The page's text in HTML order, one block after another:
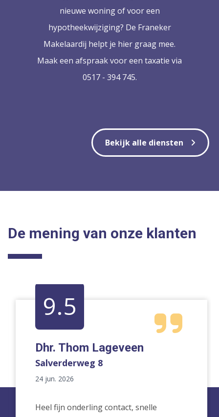
nieuwe woning of voor een
hypotheekwijziging? De Franeker
Makelaardij helpt je hier graag mee.
Maak een afspraak voor een taxatie via
0517 - 394 745.
Bekijk alle diensten
De mening van onze klanten
9.5
Dhr. Thom Lageveen
Salverderweg 8
24 jun. 2026
Heel fijn onderling contact, snelle